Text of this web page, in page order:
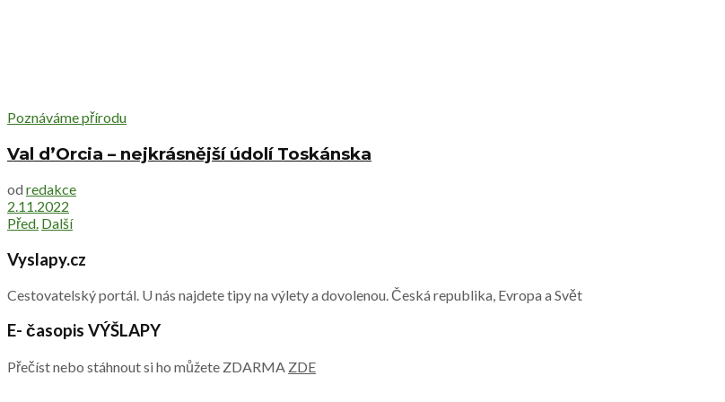
Poznáváme přírodu
Val d’Orcia – nejkrásnější údolí Toskánska
od redakce
2.11.2022
Před. Další
Vyslapy.cz
Cestovatelský portál. U nás najdete tipy na výlety a dovolenou. Česká republika, Evropa a Svět
E- časopis VÝŠLAPY
Přečíst nebo stáhnout si ho můžete ZDARMA ZDE